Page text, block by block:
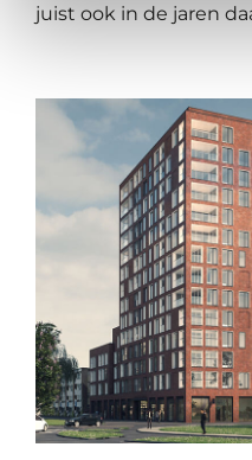
juist ook in de jaren